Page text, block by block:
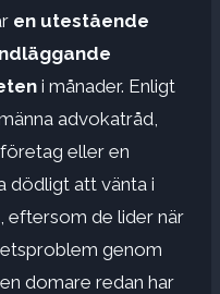
en utestående
i månader. Enligt
advokatråd,
eller en
dödligt att vänta i
eftersom de lider när
genom
domare redan har